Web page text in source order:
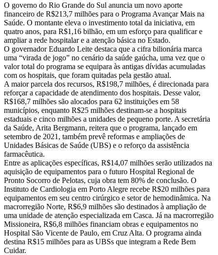
O governo do Rio Grande do Sul anuncia um novo aporte
financeiro de R$213,7 milhões para o Programa Avançar Mais na
Saúde. O montante eleva o investimento total da iniciativa, em
quatro anos, para R$1,16 bilhão, em um esforço para qualificar e
ampliar a rede hospitalar e a atenção básica no Estado.
O governador Eduardo Leite destaca que a cifra bilionária marca
uma “virada de jogo” no cenário da saúde gaúcha, uma vez que o
valor total do programa se equipara às antigas dívidas acumuladas
com os hospitais, que foram quitadas pela gestão atual.
A maior parcela dos recursos, R$198,7 milhões, é direcionada para
reforçar a capacidade de atendimento dos hospitais. Desse valor,
R$168,7 milhões são alocados para 62 instituições em 58
municípios, enquanto R$25 milhões destinam-se a hospitais
estaduais e cinco milhões a unidades de pequeno porte. A secretária
da Saúde, Arita Bergmann, reitera que o programa, lançado em
setembro de 2021, também prevê reformas e ampliações de
Unidades Básicas de Saúde (UBS) e o reforço da assistência
farmacêutica.
Entre as aplicações específicas, R$14,07 milhões serão utilizados na
aquisição de equipamentos para o futuro Hospital Regional de
Pronto Socorro de Pelotas, cuja obra tem 80% de conclusão. O
Instituto de Cardiologia em Porto Alegre recebe R$20 milhões para
equipamentos em seu centro cirúrgico e setor de hemodinâmica. Na
macrorregião Norte, R$6,9 milhões são destinados à ampliação de
uma unidade de atenção especializada em Casca. Já na macrorregião
Missioneira, R$6,8 milhões financiam obras e equipamentos no
Hospital São Vicente de Paulo, em Cruz Alta. O programa ainda
destina R$15 milhões para as UBSs que integram a Rede Bem
Cuidar.